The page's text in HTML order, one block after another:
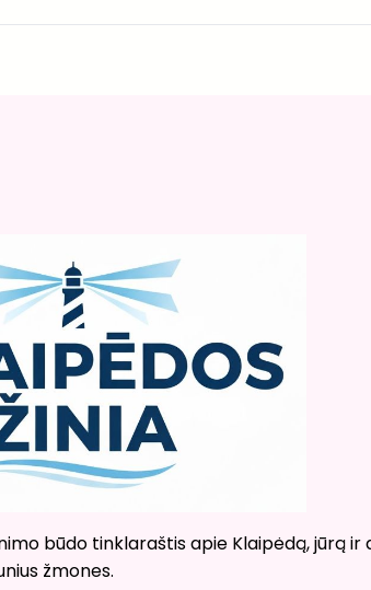
būdo tinklaraštis apie Klaipėdą, jūrą ir
žmones.